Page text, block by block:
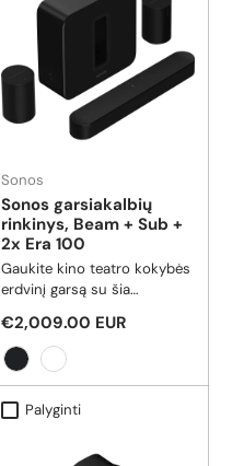
Sonos
Sonos garsiakalbių
rinkinys, Beam + Sub +
2x Era 100
Gaukite kino teatro kokybės
erdvinį garsą su šia
juosta, geriausiai
parduodamu žemų dažnių
garsiakalbiu ir galinga
pora.
Reguliari kaina
€2,009.00 EUR
JuodaBalta
Palyginti